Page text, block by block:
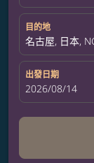
目的地
名古屋, 日本,
出發日期
fc-booking-
2026/08/14